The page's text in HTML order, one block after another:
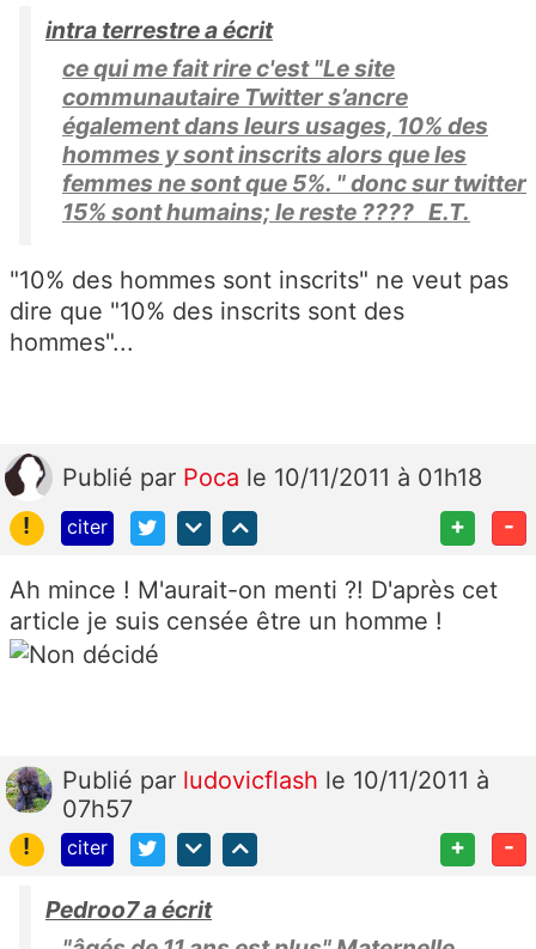
intra terrestre a écrit
ce qui me fait rire c'est "Le site
communautaire Twitter s’ancre
également dans leurs usages, 10% des
hommes y sont inscrits alors que les
femmes ne sont que 5%. " donc sur twitter
15% sont humains; le reste ???? E.T.
"10% des hommes sont inscrits" ne veut pas
dire que "10% des inscrits sont des
hommes"...
Publié par Poca le 10/11/2011 à 01h18
!
citer + -
Ah mince ! M'aurait-on menti ?! D'après cet
article je suis censée être un homme !
Publié par ludovicflash le 10/11/2011 à
07h57
!
citer + -
Pedroo7 a écrit